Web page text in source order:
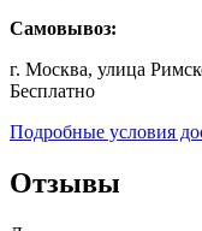
Самовывоз:
г. Москва, улица
Бесплатно
Подробные условия
Отзывы